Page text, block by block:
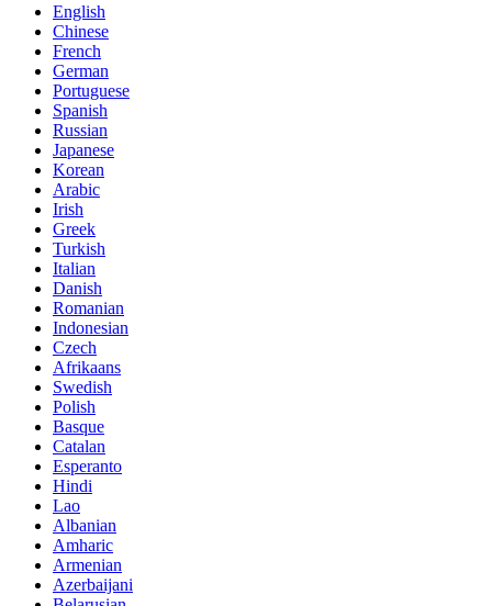
English
Chinese
French
German
Portuguese
Spanish
Russian
Japanese
Korean
Arabic
Irish
Greek
Turkish
Italian
Danish
Romanian
Indonesian
Czech
Afrikaans
Swedish
Polish
Basque
Catalan
Esperanto
Hindi
Lao
Albanian
Amharic
Armenian
Azerbaijani